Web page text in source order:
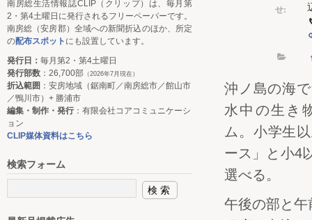
せ:
沖ノ島の海
水中の生き
ム。小学生
ース」と小4
選べる。
午後の部と
南房総生活情報誌CLIP（クリップ）は、毎月第
2・第4土曜日に発行されるフリーペーパーです。
南房総（安房郡）全域への新聞折込のほか、所定
の配布スポット にも設置しています。
発行日： 毎月第2・第4土曜日
発行部数 ：26,700部 （2026年7月現在）
折込範囲 ：安房地域（鋸南町／南房総市／館山市
／鴨川市）+ 勝浦市
編集・制作・発行：有限会社コアコミュニケーシ
ョン
CLIP媒体資料はこちら
検索フォーム